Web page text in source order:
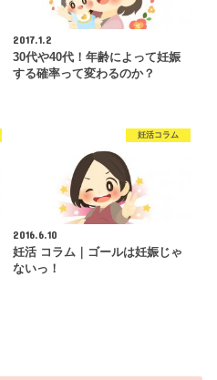
2017.1.2
30代や40代！年齢によって妊娠
する確率って変わるのか？
妊活コラム
2016.6.10
妊活 コラム｜ゴールは妊娠じゃ
ないっ！